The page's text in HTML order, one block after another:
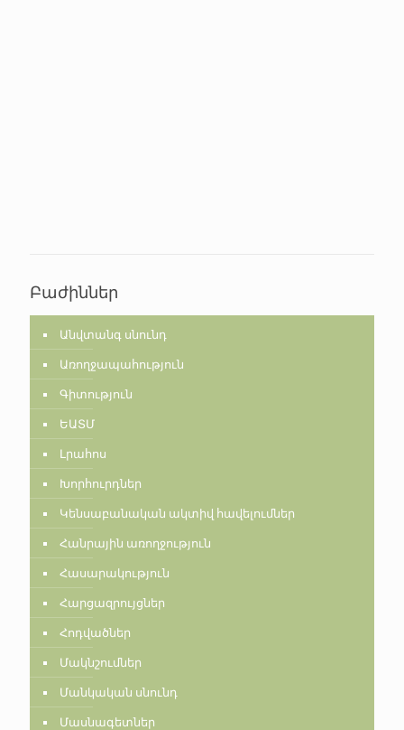
Բաժիններ
Անվտանգ սնունդ
Առողջապահություն
Գիտություն
ԵԱՏՄ
Լրահոս
Խորհուրդներ
Կենսաբանական ակտիվ հավելումներ
Հանրային առողջություն
Հասարակություն
Հարցազրույցներ
Հոդվածներ
Մակնշումներ
Մանկական սնունդ
Մասնագետներ